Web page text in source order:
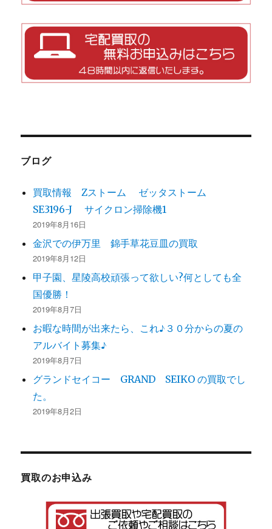
ブログ
買取情報 Zストーム ゼッタストーム
SE3196-J サイクロン掃除機1
2019年8月16日
金沢での伊万里 錦手草花豆皿の買取
2019年8月12日
甲子園、星陵高校頑張って欲しい?何としても全
国優勝！
2019年8月7日
お暇な時間が出来たら、これ♪３０分からの夏の
アルバイト募集♪
2019年8月7日
グランドセイコー GRAND SEIKO の買取でし
た。
2019年8月2日
買取のお申込み